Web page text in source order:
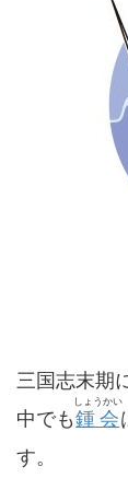
三国志末期
中でも鍾会
しょうかい
す。